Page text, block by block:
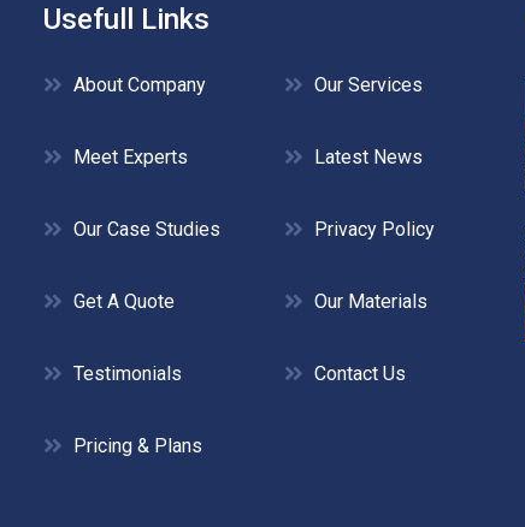
Usefull Links
About Company
Meet Experts
Our Case Studies
Get A Quote
Testimonials
Pricing & Plans
Our Services
Latest News
Privacy Policy
Our Materials
Contact Us